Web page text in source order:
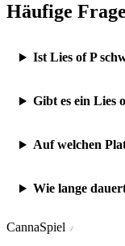
Häufige
Ist Lies of P
Gibt es ein Lies
Auf welchen
Wie lange
CannaSpiel ℒ